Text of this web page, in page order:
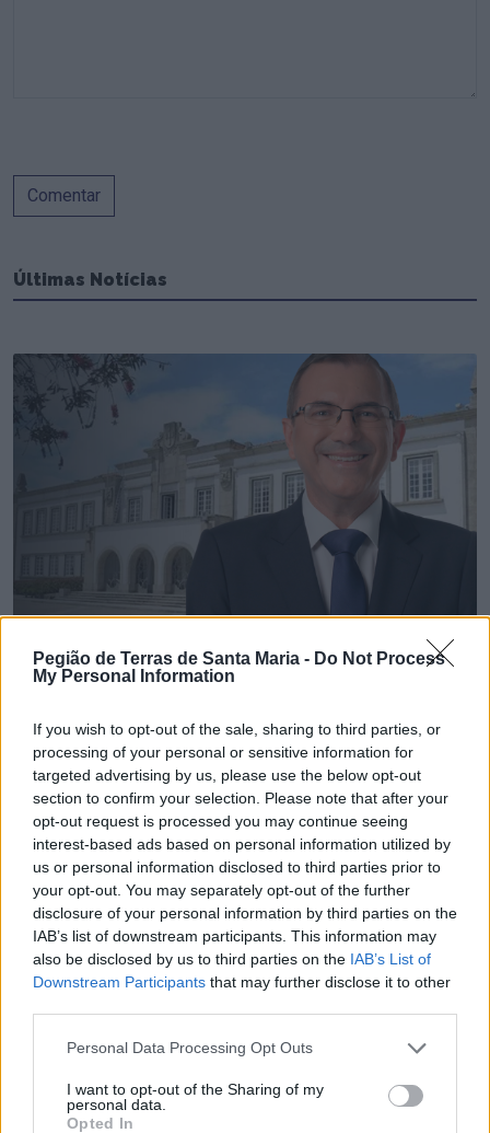
Pegião de Terras de Santa Maria - Do Not Process
My Personal Information
If you wish to opt-out of the sale, sharing to third parties, or
processing of your personal or sensitive information for
targeted advertising by us, please use the below opt-out
section to confirm your selection. Please note that after your
opt-out request is processed you may continue seeing
interest-based ads based on personal information utilized by
us or personal information disclosed to third parties prior to
your opt-out. You may separately opt-out of the further
disclosure of your personal information by third parties on the
IAB’s list of downstream participants. This information may
also be disclosed by us to third parties on the IAB’s List of
Downstream Participants that may further disclose it to other
Personal Data Processing Opt Outs
I want to opt-out of the Sharing of my
personal data.
Opted In
Comentar
Últimas Notícias
💶 Quanto Custou? | Município de Espinho vai
gastar € 22,8 mil em brindes institucionais
6/08/2026